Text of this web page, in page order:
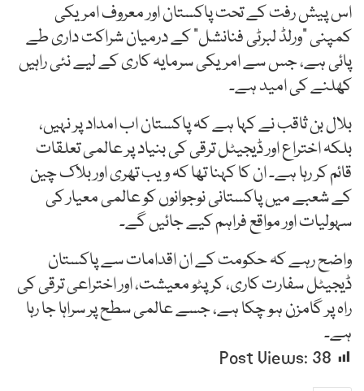
اس پیش رفت کے تحت پاکستان اور معروف امریکی
کمپنی "ورلڈ لبرٹی فنانشل” کے درمیان شراکت داری طے
پائی ہے، جس سے امریکی سرمایہ کاری کے لیے نئی راہیں
کھلنے کی امید ہے۔
بلال بن ثاقب نے کہا ہے کہ پاکستان اب امداد پر نہیں،
بلکہ اختراع اور ڈیجیٹل ترقی کی بنیاد پر عالمی تعلقات
قائم کر رہا ہے۔ ان کا کہنا تھا کہ ویب تھری اور بلاک چین
کے شعبے میں پاکستانی نوجوانوں کو عالمی معیار کی
سہولیات اور مواقع فراہم کیے جائیں گے۔
واضح رہے کہ حکومت کے ان اقدامات سے پاکستان
ڈیجیٹل سفارت کاری، کرپٹو معیشت، اور اختراعی ترقی کی
راہ پر گامزن ہو چکا ہے، جسے عالمی سطح پر سراہا جا رہا
ہے۔
Post Views: 38